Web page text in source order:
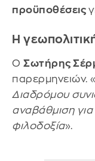
προϋποθέσεις
Η
Ο Σωτήρης
παρερμηνειών. «
Διαδρόμου
αναβάθμιση
φιλοδοξία».